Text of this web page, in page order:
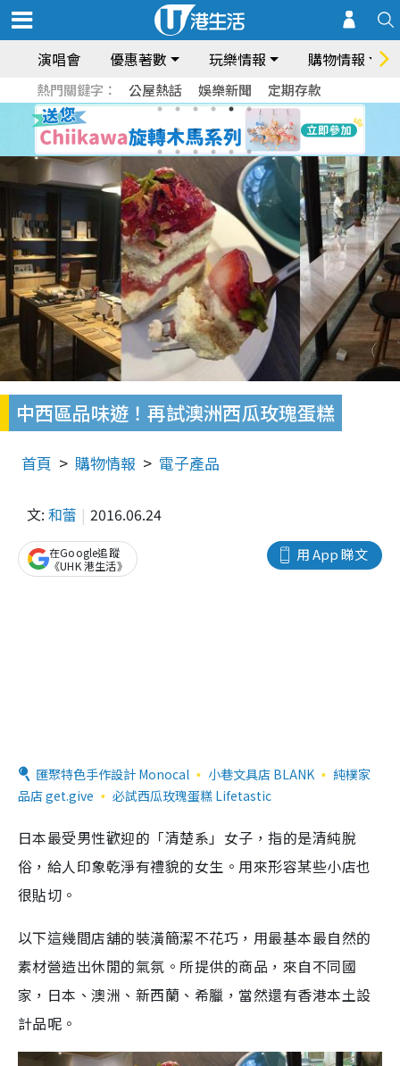
演唱會 優惠著數 玩樂情報 購物情報
熱門關鍵字： 公屋熱話 娛樂新聞 定期存款
中西區品味遊！再試澳洲西瓜玫瑰蛋糕
首頁 購物情報 電子產品
文: 和蕾 2016.06.24
用 App 睇文
在Google追蹤
《UHK 港生活》
匯聚特色手作設計 Monocal 小巷文具店 BLANK
純樸家
品店 get.give
必試西瓜玫瑰蛋糕 Lifetastic
日本最受男性歡迎的「清楚系」女子，指的是清純脫
俗，給人印象乾淨有禮貌的女生。用來形容某些小店也
很貼切。
以下這幾間店舖的裝潢簡潔不花巧，用最基本最自然的
素材營造出休閒的氣氛。所提供的商品，來自不同國
家，日本、澳洲、新西蘭、希臘，當然還有香港本土設
計品呢。